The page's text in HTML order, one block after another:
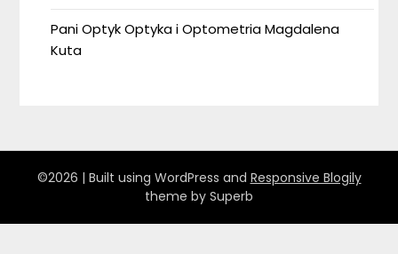
Pani Optyk Optyka i Optometria Magdalena
Kuta
©2026 | Built using WordPress and Responsive Blogily
theme by Superb